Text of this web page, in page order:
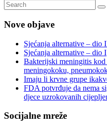
Nove objave
Sjećanja alternative – dio
Sjećanja alternative – dio I
Bakterijski meningitis kod
meningokoku,
Imaju li krvne grupe
FDA potvrđuje da nema
djece uzrokovanih
Socijalne mreže